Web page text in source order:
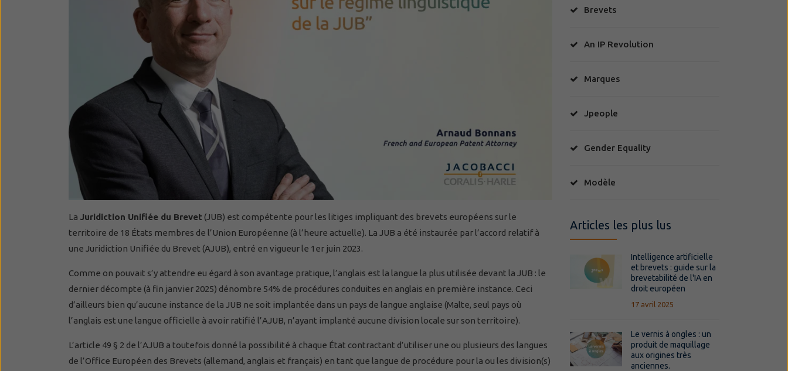
La Juridiction Unifiée du Brevet (JUB) est compétente pour les litiges impliquant des brevets européens sur le
territoire de 18 États membres de l’Union Européenne (à l’heure actuelle). La JUB a été instaurée par l’accord relatif à
une Juridiction Unifiée du Brevet (AJUB), entré en vigueur le 1er juin 2023.
Comme on pouvait s’y attendre eu égard à son avantage pratique, l’anglais est la langue la plus utilisée devant la JUB : le
dernier décompte (à fin janvier 2025) dénombre 54% de procédures conduites en anglais en première instance. Ceci
d’ailleurs bien qu’aucune instance de la JUB ne soit implantée dans un pays de langue anglaise (Malte, seul pays où
l’anglais est une langue officielle à avoir ratifié l’AJUB, n’ayant implanté aucune division locale sur son territoire).
L’article 49 § 2 de l’AJUB a toutefois donné la possibilité à chaque État contractant d’utiliser une ou plusieurs des langues
de l’Office Européen des Brevets (allemand, anglais et français) en tant que langue de procédure pour la ou les division(s)
Brevets
An IP Revolution
Marques
Jpeople
Gender Equality
Modèle
Articles les plus lus
Intelligence artificielle
et brevets : guide sur la
brevetabilité de l'IA en
droit européen
17 avril 2025
Le vernis à ongles : un
produit de maquillage
aux origines très
anciennes.